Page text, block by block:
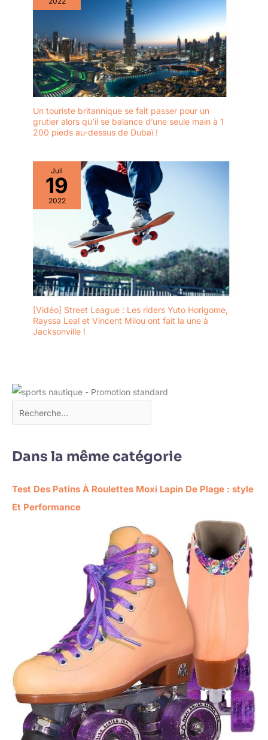
Un touriste britannique se fait passer pour un
grutier alors qu’il se balance d’une seule main à 1
200 pieds au-dessus de Dubaï !
Juil
19
2022
[Vidéo] Street League : Les riders Yuto Horigome,
Rayssa Leal et Vincent Milou ont fait la une à
Jacksonville !
Dans la même catégorie
Test Des Patins À Roulettes Moxi Lapin De Plage : style
Et Performance